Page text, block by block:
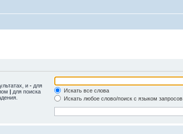
и - для
| для поиска
Искать все слова
Искать любое слово/поиск с языком запросов